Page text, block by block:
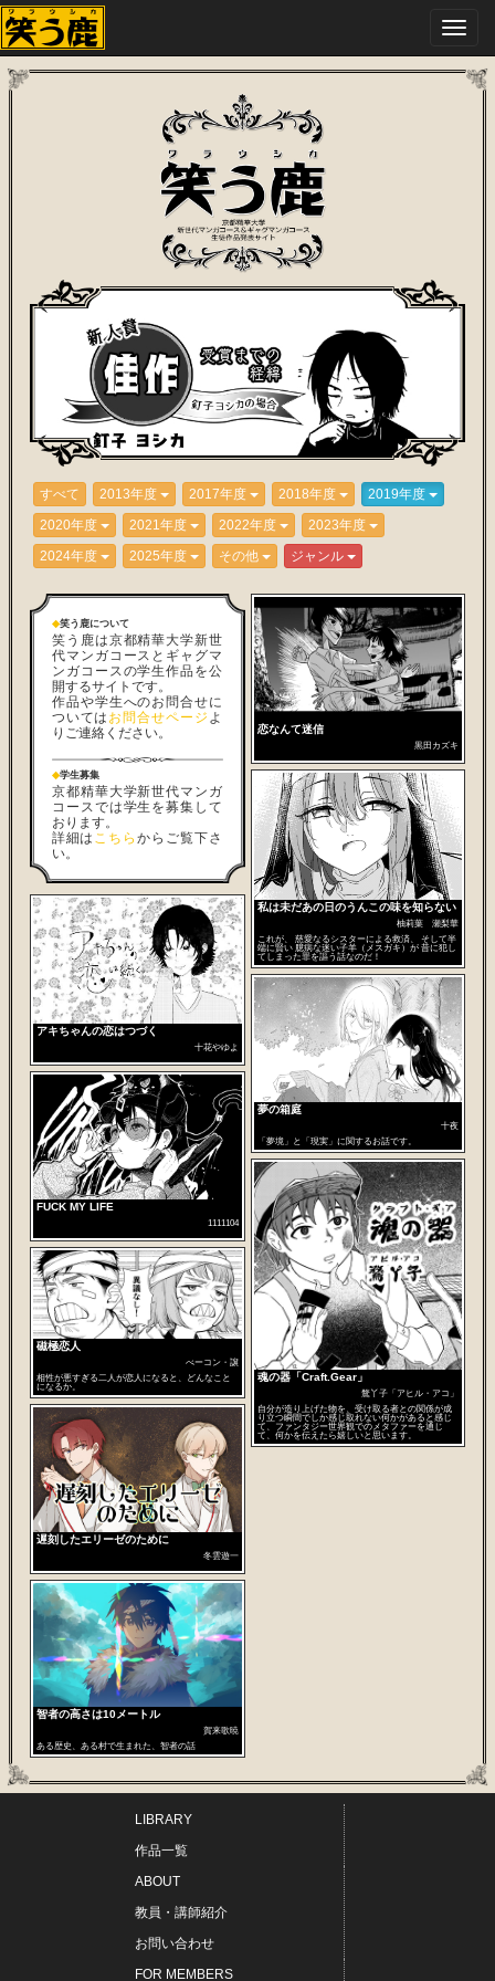
すべて 2013年度 2017年度 2018年度
2019年度
2020年度
2021年度 2022年度
2023年度
2024年度
2025年度 その他 ジャンル
◆笑う鹿について
笑う鹿は京都精華大学新世
代マンガコースとギャグマ
ンガコースの学生作品を公
開するサイトです。
作品や学生へのお問合せに
ついては お問合せページ よ
りご連絡ください。
◆学生募集
京都精華大学新世代マンガ
コースでは学生を募集して
おります。
詳細は こちら からご覧下さ
い。
アキちゃんの恋はつづく
十花やゆよ
FUCK MY LIFE
1111104
磁極恋人
べーコン・譲
相性が悪すぎる二人が恋人になると、どんなこと
になるか。
遅刻したエリーゼのために
冬雲遊一
智者の高さは10メートル
賀来歌暁
ある歴史、ある村で生まれた、智者の話
恋なんて迷信
黒田カズキ
私は未だあの日のうんこの味を知らない
柚莉葉 瀬梨華
これが、 慈愛なるシスターによる救済、 そして半
端に賢い 臆病な迷い子羊（メスガキ）が 昔に犯し
てしまった罪を謳う話なのだ！
夢の箱庭
十夜
「夢境」と「現実」に関するお話です。
魂の器「Craft.Gear」
鶩丫子「アヒル・アコ」
自分が造り上げた物を、受け取る者との関係が成
り立つ瞬間でしか感じ取れない何かがあると感じ
て、ファンタジー世界観でのメタファーを通じ
て、何かを伝えたら嬉しいと思います。
LIBRARY
作品一覧
ABOUT
教員・講師紹介
お問い合わせ
FOR MEMBERS